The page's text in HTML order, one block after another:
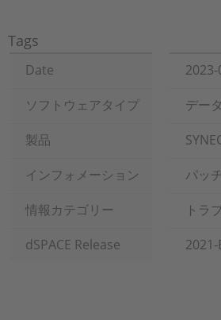
Tags
Date
ソフトウェアタイプ
デー
製品
インフォメーション
パッ
情報カテゴリー
トラ
dSPACE Release
2021-